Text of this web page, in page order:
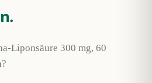
Liponsäure 300 mg, 60